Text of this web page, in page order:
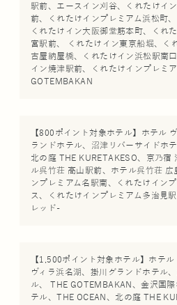
駅前、エースイン刈谷、くれたけイ
前、くれたけインプレミアム浜松町
くれたけイン大阪御堂筋本町、くれ
宮駅前、 くれたけイン東京船堀、く
古屋納屋橋、くれたけイン浜松駅南
イン焼津駅前、くれたけインプレミ
GOTEMBAKAN
【800ポイント対象ホテル】ホテル
ランドホテル、沼津リバーサイドホ
北の庭 THE KURETAKESO、京乃宿
ル呉竹荘 高山駅前、ホテル呉竹荘 広
ンプレミアム名駅南、くれたけイン
ス、くれたけインプレミアム多治見
レッド-
【1,500ポイント対象ホテル】ホテル
ヴィラ浜名湖、掛川グランドホテル
ル、 THE GOTEMBAKAN、金沢国
テル、THE OCEAN、北の庭 THE